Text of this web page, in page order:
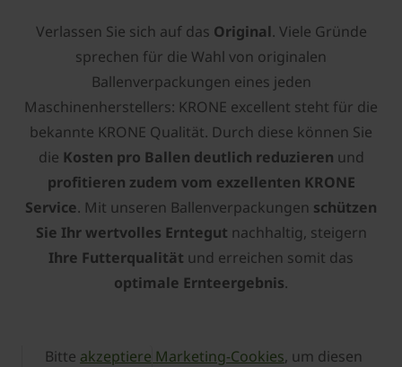
Verlassen Sie sich auf das Original. Viele Gründe
sprechen für die Wahl von originalen
Ballenverpackungen eines jeden
Maschinenherstellers: KRONE excellent steht für die
bekannte KRONE Qualität. Durch diese können Sie
die Kosten pro Ballen deutlich reduzieren und
profitieren zudem vom exzellenten KRONE
Service. Mit unseren Ballenverpackungen schützen
Sie Ihr wertvolles Erntegut nachhaltig, steigern
Ihre Futterqualität und erreichen somit das
optimale Ernteergebnis.
Bitte akzeptiere Marketing-Cookies, um diesen